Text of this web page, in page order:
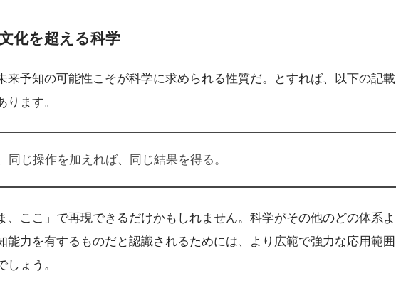
化を超える科学
来予知の可能性こそが科学に求められる性質だ。とすれば、以下の記載
ります。
同じ操作を加えれば、同じ結果を得る。
、ここ」で再現できるだけかもしれません。科学がその他のどの体系よ
能力を有するものだと認識されるためには、より広範で強力な応用範囲
しょう。